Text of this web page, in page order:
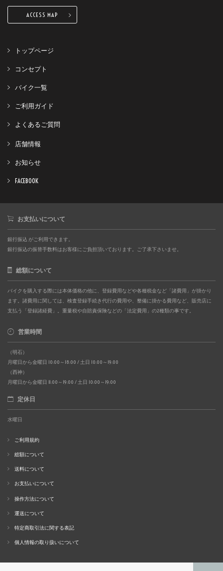
ACCESS MAP
トップページ
コンセプト
バイク一覧
ご利用ガイド
よくあるご質問
店舗情報
お知らせ
FACEBOOK
お支払いについて
銀行振込 がご利用できます。
銀行振込の振替手数料はお客様にご負担頂いております。ご了承下さいませ。
総額について
バイクを購入する際には本体価格の他に、登録費用などや各種税金など「諸費用」が掛かり
ます。諸費用に関しては、検査登録手続き代行の費用や、整備に掛かる費用など、販売店に
支払う「登録諸経費」。重量税や自賠責保険などの「法定費用」の2種類の事です。
営業時間
（明石）
月曜日から金曜日 10:00～18:00 / 土日 10:00～19:00
（西神）
月曜日から金曜日 11:00～19:00 / 土日 10:00～19:00
定休日
水曜日
ご利用規約
総額について
送料について
お支払いについて
操作方法について
運送について
特定商取引法に関する表記
個人情報の取り扱いについて